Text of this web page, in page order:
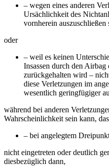
– wegen eines anderen
Ursächlichkeit des
vornherein auszuschließen
oder
– weil es keinen
Insassen durch den
zurückgehalten wird –
diese Verletzungen im
wesentlich geringfügiger
während bei anderen
Wahrscheinlichkeit sein kann,
– bei angelegtem
nicht eingetreten oder deutlich
diesbezüglich dann,